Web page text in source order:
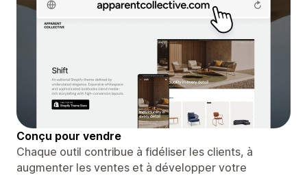
Conçu pour vendre
Chaque outil contribue à fidéliser les clients, à
augmenter les ventes et à développer votre